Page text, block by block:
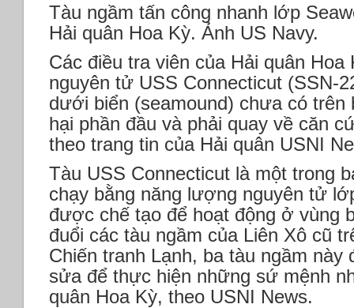
Tàu ngầm tấn công nhanh lớp
Hải quân Hoa Kỳ. Ảnh US Navy.
Các điều tra viên của Hải quân
nguyên tử USS Connecticut (SSN-
dưới biển (seamound) chưa có
hại phần đầu và phải quay về căn
theo trang tin của Hải quân USNI
Tàu USS Connecticut là một trong
chạy bằng năng lượng nguyên tử
được chế tạo để hoạt động ở vùng
đuổi các tàu ngầm của Liên Xô cũ
Chiến tranh Lạnh, ba tàu ngầm
sửa để thực hiện những sứ mệnh
quân Hoa Kỳ, theo USNI News.